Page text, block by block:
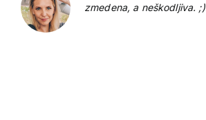
zmedena, a neškodljiva. ;)